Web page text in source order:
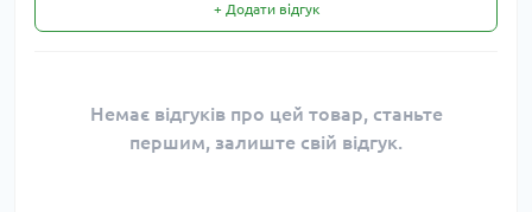
+ Додати відгук
Немає відгуків про цей товар, станьте
першим, залиште свій відгук.